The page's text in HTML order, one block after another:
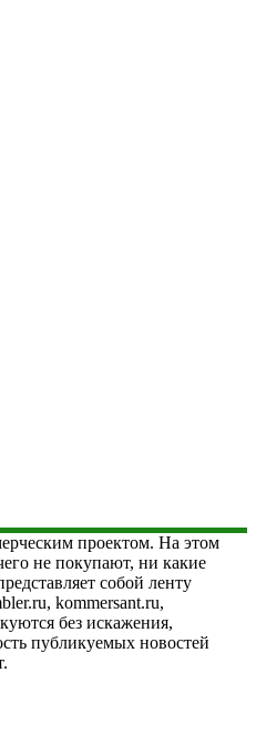
проектом. На этом
не покупают, ни какие
собой ленту
kommersant.ru,
без искажения,
публикуемых новостей